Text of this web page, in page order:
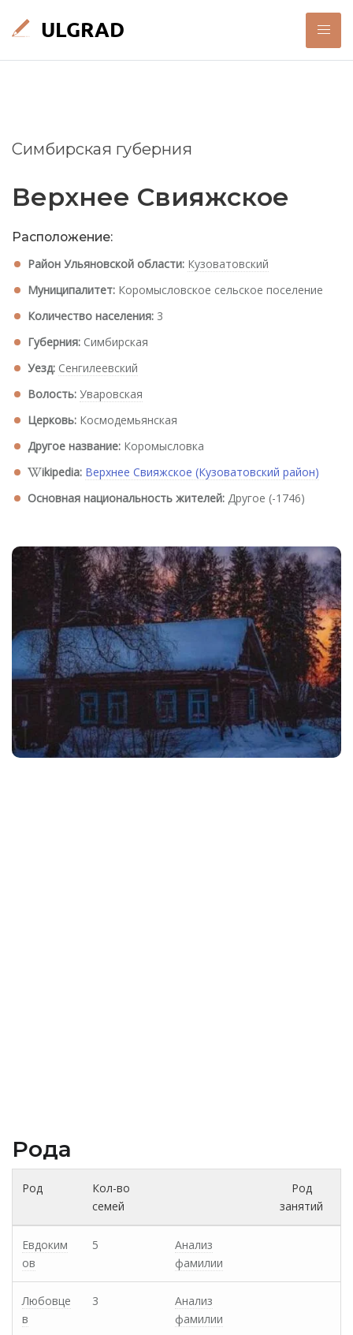
Симбирская губерния
Верхнее Свияжское
Расположение:
Район Ульяновской области: Кузоватовский
Муниципалитет: Коромысловское сельское поселение
Количество населения: 3
Губерния: Симбирская
Уезд: Сенгилеевский
Волость: Уваровская
Церковь: Космодемьянская
Другое название: Коромысловка
ikipedia: Верхнее Свияжское (Кузоватовский район)
Основная национальность жителей: Другое (-1746)
Рода
Род
Кол-во
семей
Род
занятий
Евдоким
ов
5
Анализ
фамилии
Любовце
в
3
Анализ
фамилии